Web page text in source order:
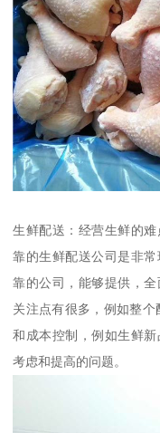
生鲜配送：经营生鲜的
靠的生鲜配送公司是非
靠的公司，能够提供，
关注点有很多，例如整
和成本控制，例如生鲜
考虑和提高的问题。